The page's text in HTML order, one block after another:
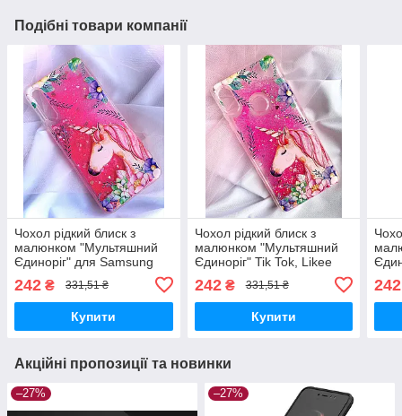
Подібні товари компанії
Чохол рідкий блиск з
малюнком "Мультяшний
Єдиноріг" для Samsung
Galaxy A10 (SM-A105FZ) /
M10 (SM-M105FZ)
242 ₴ 331,51 ₴
Купити
Чохол рідкий блиск з
малюнком "Мультяшний
Єдиноріг" Tik Tok, Likee
для Samsung Galaxy A10s
(A107F)
242₴ 331,51 ₴
Купити
242
Акційні пропозиції та новинки
–27% –27%